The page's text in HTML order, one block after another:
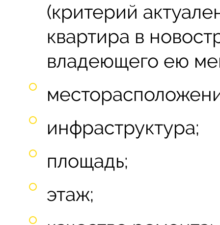
(критерий
квартира в
владеющего ею
инфраструктура;
площадь;
этаж;